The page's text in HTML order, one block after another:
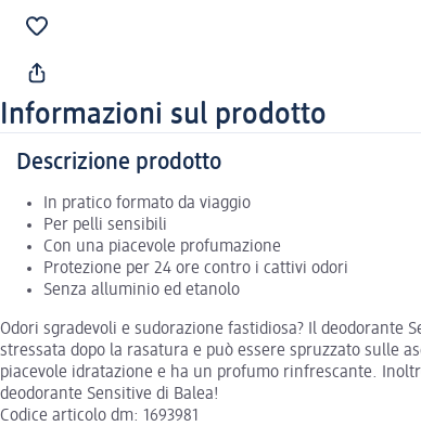
Informazioni sul prodotto
Descrizione prodotto
In pratico formato da viaggio
Per pelli sensibili
Con una piacevole profumazione
Protezione per 24 ore contro i cattivi odori
Senza alluminio ed etanolo
Odori sgradevoli e sudorazione fastidiosa? Il deodorante
stressata dopo la rasatura e può essere spruzzato sulle
piacevole idratazione e ha un profumo rinfrescante.
deodorante Sensitive di Balea!
Codice articolo dm: 1693981